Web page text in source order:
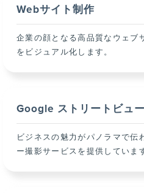
Webサイト制作
企業の顔となる高品質なウェブ
をビジュアル化します。
Google ストリートビュー
ビジネスの魅力がパノラマで伝
ー撮影サービスを提供していま